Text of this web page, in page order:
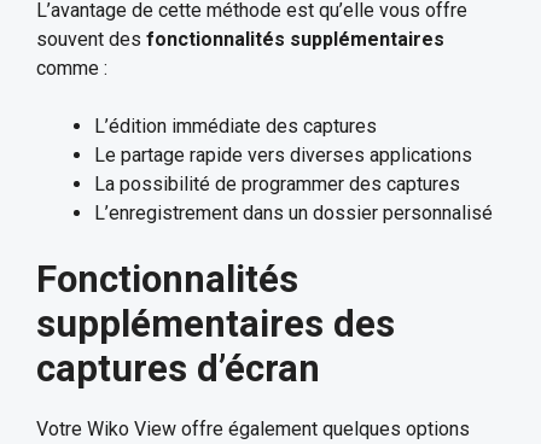
L’avantage de cette méthode est qu’elle vous offre
souvent des fonctionnalités supplémentaires
comme :
L’édition immédiate des captures
Le partage rapide vers diverses applications
La possibilité de programmer des captures
L’enregistrement dans un dossier personnalisé
Fonctionnalités
supplémentaires des
captures d’écran
Votre Wiko View offre également quelques options